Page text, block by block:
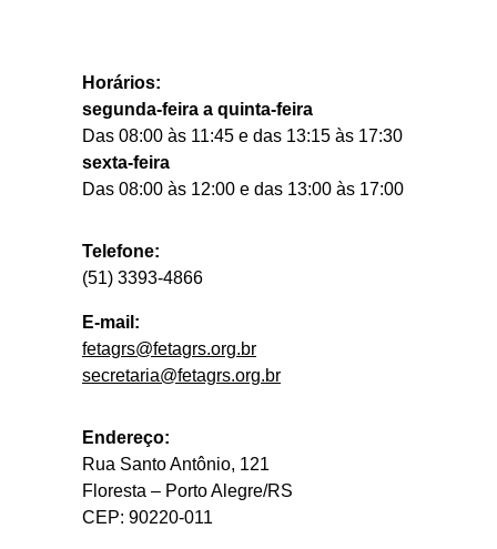
Endereço:
Rua Santo Antônio, 121
Floresta – Porto Alegre/RS
CEP: 90220-011
Telefone:
(51) 3393-4866
E-mail:
fetagrs@fetagrs.org.br
secretaria@fetagrs.org.br
Horários:
segunda-feira a quinta-feira
Das 08:00 às 11:45 e das 13:15 às 17:30
sexta-feira
Das 08:00 às 12:00 e das 13:00 às 17:00